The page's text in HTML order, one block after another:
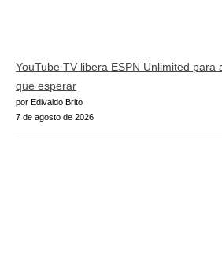
YouTube TV libera ESPN Unlimited para
que esperar
por Edivaldo Brito
7 de agosto de 2026